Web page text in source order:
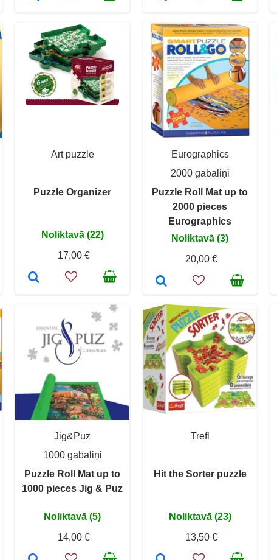
Art puzzle
Puzzle Organizer
Noliktavā (22)
17,00 €
Eurographics
2000 gabaliņi
Puzzle Roll Mat up to
2000 pieces
Eurographics
Noliktavā (3)
20,00 €
Jig&Puz
1000 gabaliņi
Puzzle Roll Mat up to
1000 pieces Jig & Puz
Noliktavā (5)
14,00 €
Trefl
Hit the Sorter puzzle
Noliktavā (23)
13,50 €